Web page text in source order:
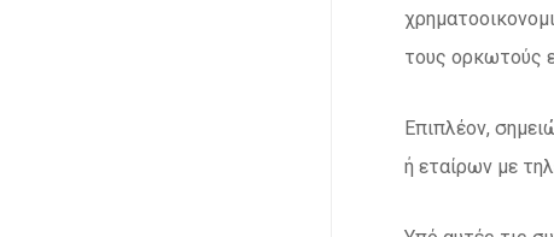
τους ορκωτούς
Επιπλέον,
ή εταίρων με